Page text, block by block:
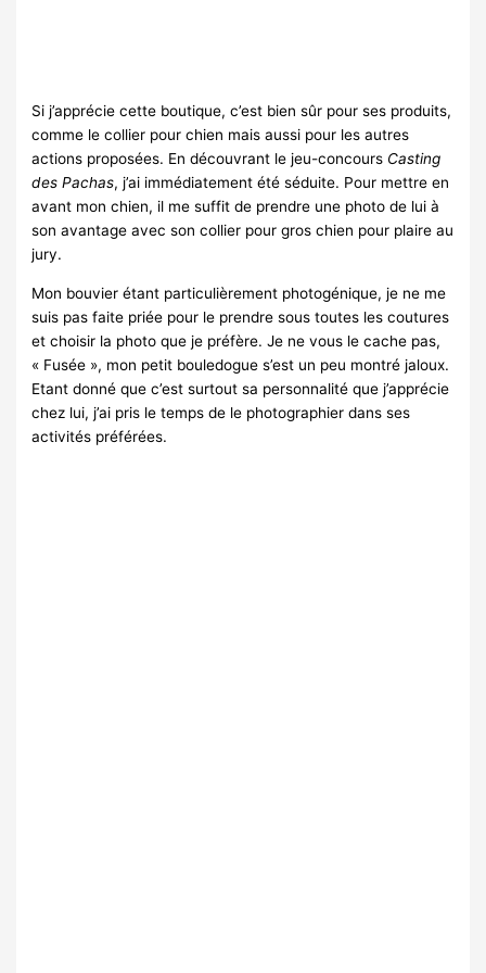
Si j’apprécie cette boutique, c’est bien sûr pour ses produits,
comme le collier pour chien mais aussi pour les autres
actions proposées. En découvrant le jeu-concours Casting
des Pachas, j’ai immédiatement été séduite. Pour mettre en
avant mon chien, il me suffit de prendre une photo de lui à
son avantage avec son collier pour gros chien pour plaire au
jury.
Mon bouvier étant particulièrement photogénique, je ne me
suis pas faite priée pour le prendre sous toutes les coutures
et choisir la photo que je préfère. Je ne vous le cache pas,
« Fusée », mon petit bouledogue s’est un peu montré jaloux.
Etant donné que c’est surtout sa personnalité que j’apprécie
chez lui, j’ai pris le temps de le photographier dans ses
activités préférées.